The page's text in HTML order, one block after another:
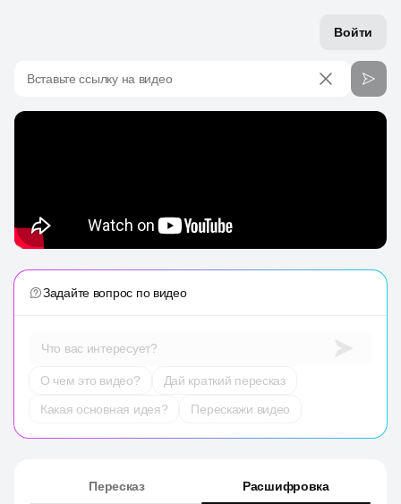
Войти
Вставьте ссылку на видео
Задайте вопрос по видео
Что вас интересует?
О чем это видео?
Дай краткий пересказ
Какая основная идея?
Перескажи видео
Пересказ Расшифровка